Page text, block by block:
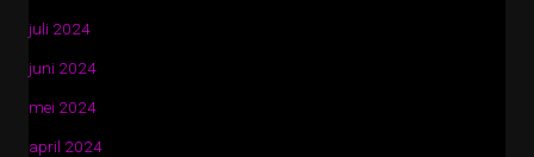
juli 2024
juni 2024
mei 2024
april 2024